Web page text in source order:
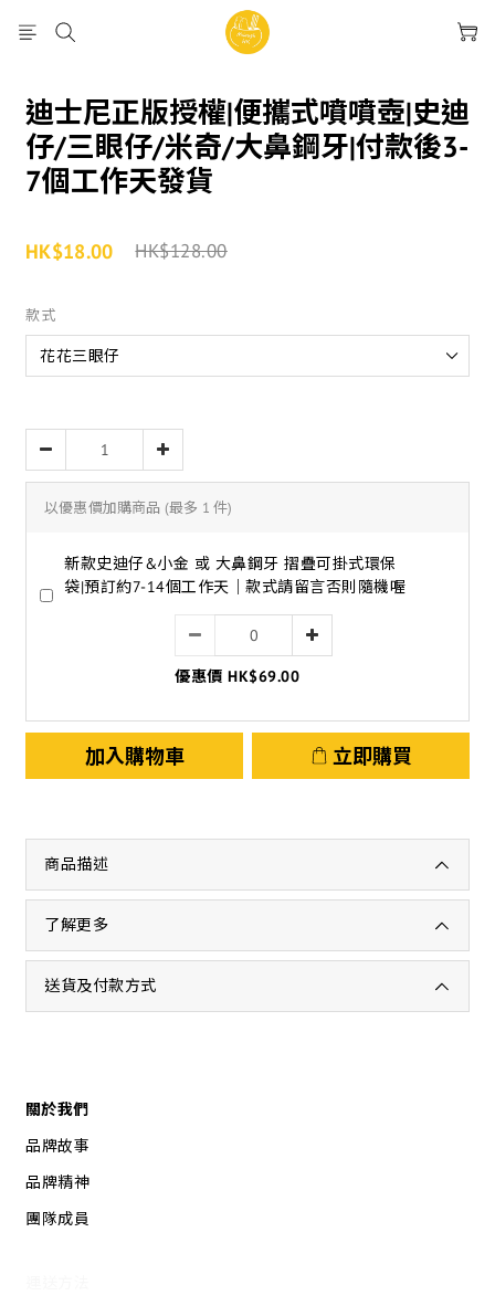
迪士尼正版授權|便攜式噴噴壺|史迪
仔/三眼仔/米奇/大鼻鋼牙|付款後3-
7個工作天發貨
HK$18.00 HK$128.00
款式
以優惠價加購商品 (最多 1 件)
新款史迪仔&小金 或 大鼻鋼牙 摺疊可掛式環保
袋|預訂約7-14個工作天｜款式請留言否則隨機喔
優惠價 HK$69.00
加入購物車 立即購買
商品描述
了解更多
送貨及付款方式
關於我們
品牌故事
品牌精神
團隊成員